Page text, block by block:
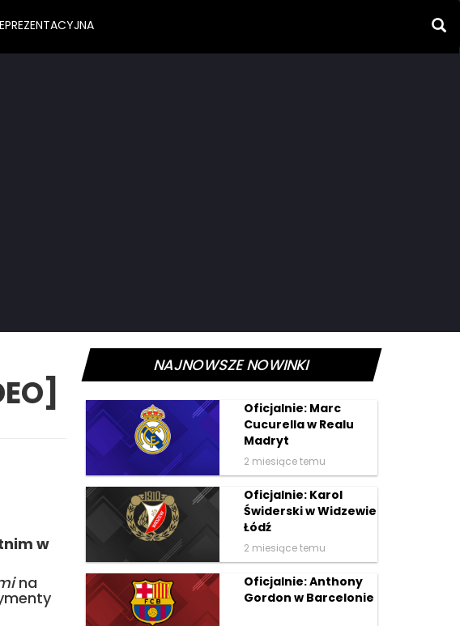
w
na
NAJNOWSZE NOWINKI
Oficjalnie: Marc
Cucurella w Realu
Madryt
2 miesiące temu
Oficjalnie: Karol
Świderski w Widzewie
Łódź
2 miesiące temu
Oficjalnie: Anthony
Gordon w Barcelonie